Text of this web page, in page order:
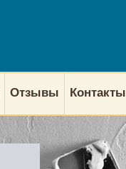
Отзывы Контакты